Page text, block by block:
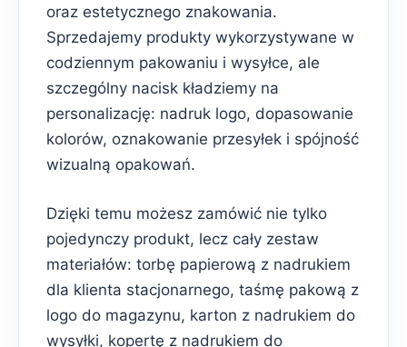
oraz estetycznego znakowania.
Sprzedajemy produkty wykorzystywane w
codziennym pakowaniu i wysyłce, ale
szczególny nacisk kładziemy na
personalizację: nadruk logo, dopasowanie
kolorów, oznakowanie przesyłek i spójność
wizualną opakowań.
Dzięki temu możesz zamówić nie tylko
pojedynczy produkt, lecz cały zestaw
materiałów: torbę papierową z nadrukiem
dla klienta stacjonarnego, taśmę pakową z
logo do magazynu, karton z nadrukiem do
wysyłki, kopertę z nadrukiem do